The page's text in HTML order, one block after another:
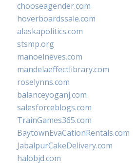
chooseagender.com
hoverboardssale.com
alaskapolitics.com
stsmp.org
manoelneves.com
mandelaeffectlibrary.com
roselynns.com
balanceyoganj.com
salesforceblogs.com
TrainGames365.com
BaytownEvaCationRentals.com
JabalpurCakeDelivery.com
halobjd.com